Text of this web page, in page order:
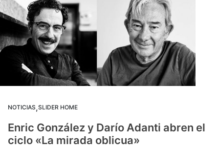
NOTICIAS,SLIDER HOME
Enric González y Darío Adanti abren el
ciclo «La mirada oblicua»